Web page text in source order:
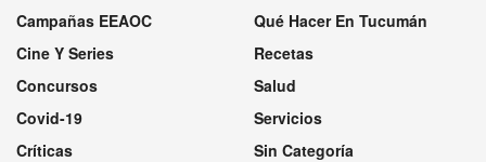
Campañas EEAOC
Cine Y Series
Concursos
Covid-19
Críticas
Qué Hacer En Tucumán
Recetas
Salud
Servicios
Sin Categoría